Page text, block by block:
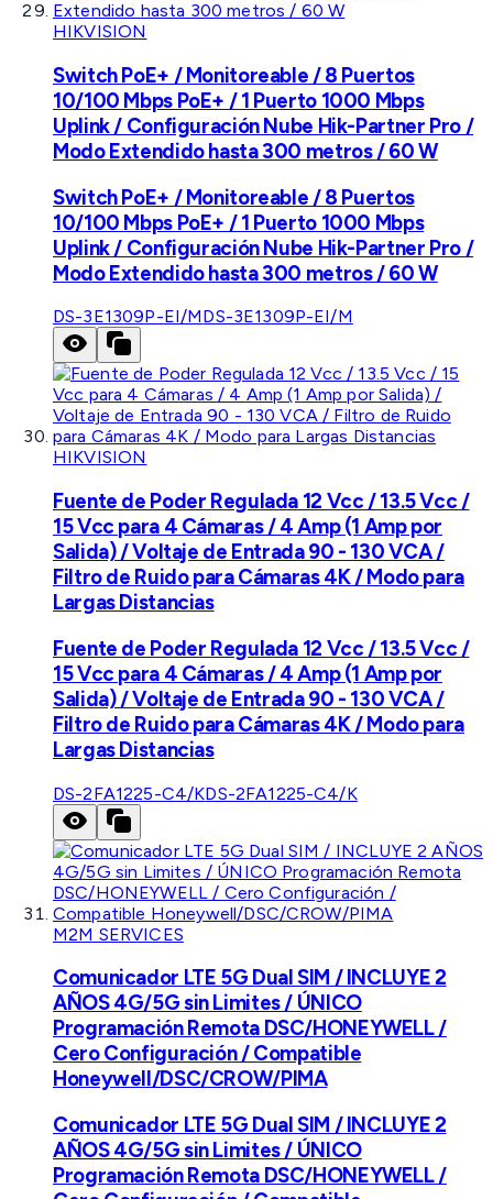
HIKVISION
Switch PoE+ / Monitoreable / 8 Puertos
10/100 Mbps PoE+ / 1 Puerto 1000 Mbps
Uplink / Configuración Nube Hik-Partner Pro /
Modo Extendido hasta 300 metros / 60 W
Switch PoE+ / Monitoreable / 8 Puertos
10/100 Mbps PoE+ / 1 Puerto 1000 Mbps
Uplink / Configuración Nube Hik-Partner Pro /
Modo Extendido hasta 300 metros / 60 W
DS-3E1309P-EI/MDS-3E1309P-EI/M
HIKVISION
Fuente de Poder Regulada 12 Vcc / 13.5 Vcc /
15 Vcc para 4 Cámaras / 4 Amp (1 Amp por
Salida) / Voltaje de Entrada 90 - 130 VCA /
Filtro de Ruido para Cámaras 4K / Modo para
Largas Distancias
Fuente de Poder Regulada 12 Vcc / 13.5 Vcc /
15 Vcc para 4 Cámaras / 4 Amp (1 Amp por
Salida) / Voltaje de Entrada 90 - 130 VCA /
Filtro de Ruido para Cámaras 4K / Modo para
Largas Distancias
DS-2FA1225-C4/KDS-2FA1225-C4/K
M2M SERVICES
Comunicador LTE 5G Dual SIM / INCLUYE 2
AÑOS 4G/5G sin Limites / ÚNICO
Programación Remota DSC/HONEYWELL /
Cero Configuración / Compatible
Honeywell/DSC/CROW/PIMA
Comunicador LTE 5G Dual SIM / INCLUYE 2
AÑOS 4G/5G sin Limites / ÚNICO
Programación Remota DSC/HONEYWELL /